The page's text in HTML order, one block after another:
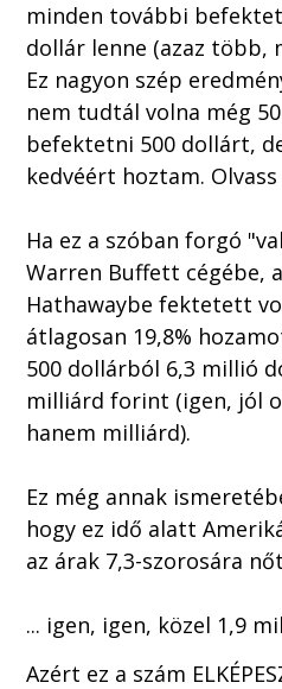
minden további
dollár lenne (azaz
Ez nagyon szép
nem tudtál volna még
befektetni 500 dollárt,
kedvéért hoztam.
Ha ez a szóban forgó
Warren Buffett cégébe,
Hathawaybe fektetett
átlagosan 19,8%
500 dollárból 6,3 millió
milliárd forint (igen, jól
hanem milliárd).
Ez még annak
hogy ez idő alatt
az árak 7,3-szorosára
... igen, igen, közel 1,9
Azért ez a szám